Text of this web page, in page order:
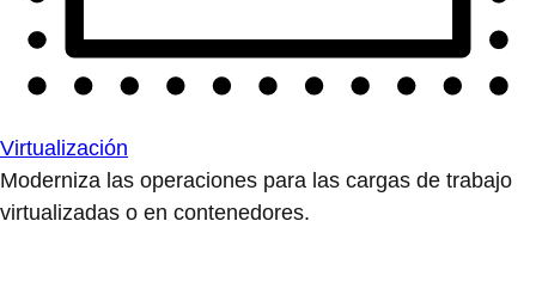
Virtualización
Moderniza las operaciones para las cargas de trabajo
virtualizadas o en contenedores.